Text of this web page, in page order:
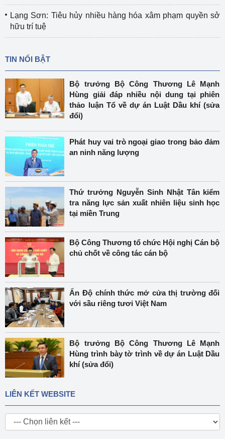
Lạng Sơn: Tiêu hủy nhiều hàng hóa xâm phạm quyền sở
hữu trí tuệ
TIN NỔI BẬT
Bộ trưởng Bộ Công Thương Lê Mạnh
Hùng giải đáp nhiều nội dung tại phiên
thảo luận Tổ về dự án Luật Dầu khí (sửa
đổi)
Phát huy vai trò ngoại giao trong bảo đảm
an ninh năng lượng
Thứ trưởng Nguyễn Sinh Nhật Tân kiểm
tra năng lực sản xuất nhiên liệu sinh học
tại miền Trung
Bộ Công Thương tổ chức Hội nghị Cán bộ
chủ chốt về công tác cán bộ
Ấn Độ chính thức mở cửa thị trường đối
với sầu riêng tươi Việt Nam
Bộ trưởng Bộ Công Thương Lê Mạnh
Hùng trình bày tờ trình về dự án Luật Dầu
khí (sửa đổi)
LIÊN KẾT WEBSITE